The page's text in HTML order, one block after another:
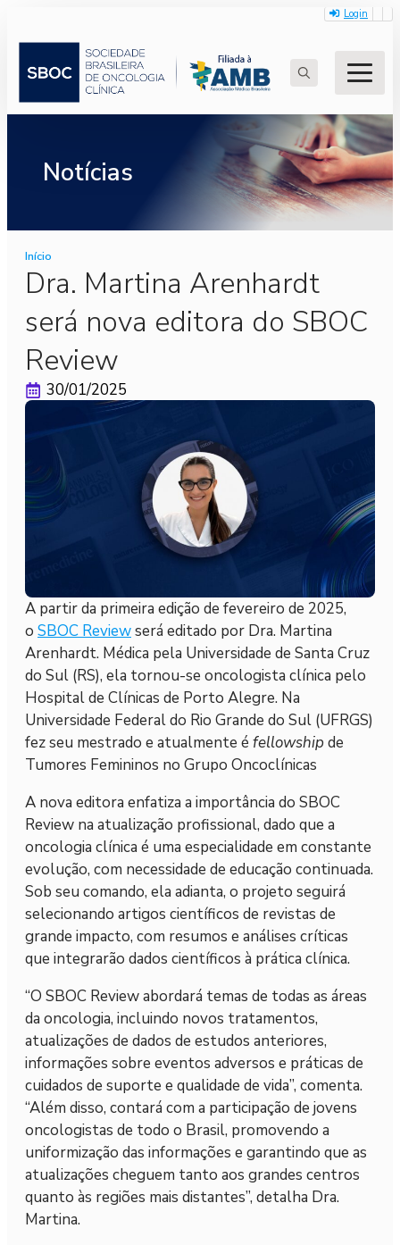
Login
for:
Notícias
Início
Dra. Martina Arenhardt
será nova editora do SBOC
Review
30/01/2025
A partir da primeira edição de fevereiro de 2025,
o SBOC Reviewserá editado por Dra. Martina
Arenhardt. Médica pela Universidade de Santa Cruz
do Sul (RS), ela tornou-se oncologista clínica pelo
Hospital de Clínicas de Porto Alegre. Na
Universidade Federal do Rio Grande do Sul (UFRGS)
fez seu mestrado e atualmente é fellowshipde
Tumores Femininos no Grupo Oncoclínicas
A nova editora enfatiza a importância do SBOC
Review na atualização profissional, dado que a
oncologia clínica é uma especialidade em constante
evolução, com necessidade de educação continuada.
Sob seu comando, ela adianta, o projeto seguirá
selecionando artigos científicos de revistas de
grande impacto, com resumos e análises críticas
que integrarão dados científicos à prática clínica.
“O SBOC Review abordará temas de todas as áreas
da oncologia, incluindo novos tratamentos,
atualizações de dados de estudos anteriores,
informações sobre eventos adversos e práticas de
cuidados de suporte e qualidade de vida”, comenta.
“Além disso, contará com a participação de jovens
oncologistas de todo o Brasil, promovendo a
uniformização das informações e garantindo que as
atualizações cheguem tanto aos grandes centros
quanto às regiões mais distantes”, detalha Dra.
Martina.